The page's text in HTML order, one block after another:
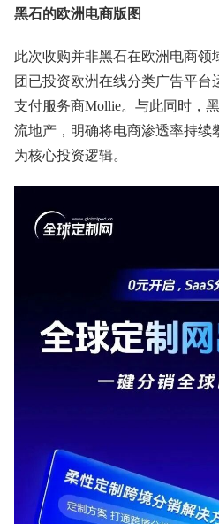
黑石的欧洲电商版图
此次收购并非黑石在欧洲电商领
团已投资欧洲在线分类广告平台
支付服务商Mollie。与此同时，
流地产，明确将电商渗透率持续
为核心投资逻辑。